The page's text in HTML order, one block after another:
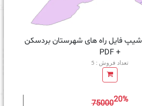
فایل راه های شهرستان بردسکن
+ PDF
تعداد فروش : 5
7500020%